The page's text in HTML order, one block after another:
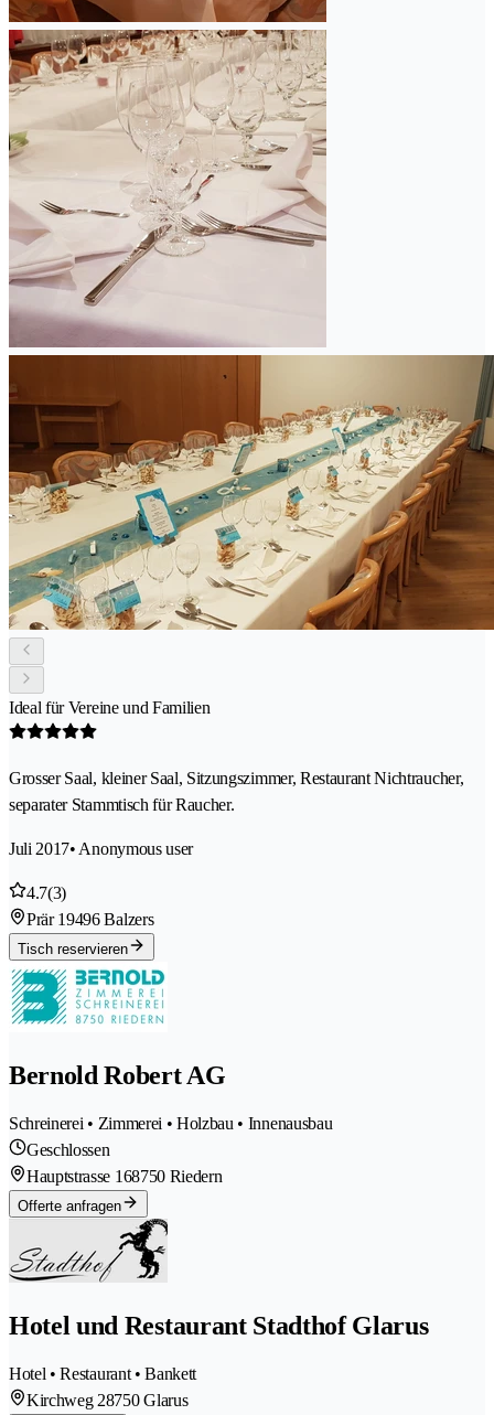
Ideal für Vereine und Familien
Grosser Saal, kleiner Saal, Sitzungszimmer, Restaurant Nichtraucher,
separater Stammtisch für Raucher.
Juli 2017• Anonymous user
4.7(3)
Prär 19496 Balzers
Tisch reservieren
Bernold Robert AG
Schreinerei • Zimmerei • Holzbau • Innenausbau
Geschlossen
Hauptstrasse 168750 Riedern
Offerte anfragen
Hotel und Restaurant Stadthof Glarus
Hotel • Restaurant • Bankett
Kirchweg 28750 Glarus